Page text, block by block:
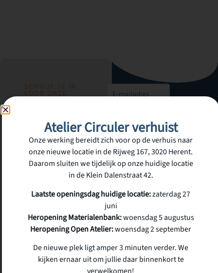
SCHRIJF JE IN
VOOR ONZE
NIEUWSBRIEF
Atelier Circuler
3020 Herent
BE 0676 833 336
Atelier Circuler verhuist
Onze werking bereidt zich voor op de verhuis naar
onze nieuwe locatie in de Rijweg 167, 3020 Herent.
Daarom sluiten we tijdelijk op onze huidige locatie
in de Klein Dalenstraat 42.
Laatste openingsdag huidige locatie:zaterdag 27
juni
Heropening Materialenbank:woensdag 5 augustus
Heropening Open Atelier:woensdag 2 september
De nieuwe plek ligt amper 3 minuten verder. We
kijken ernaar uit om jullie daar binnenkort te